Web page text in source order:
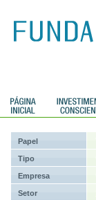
Papel
Tipo
Empresa
Setor